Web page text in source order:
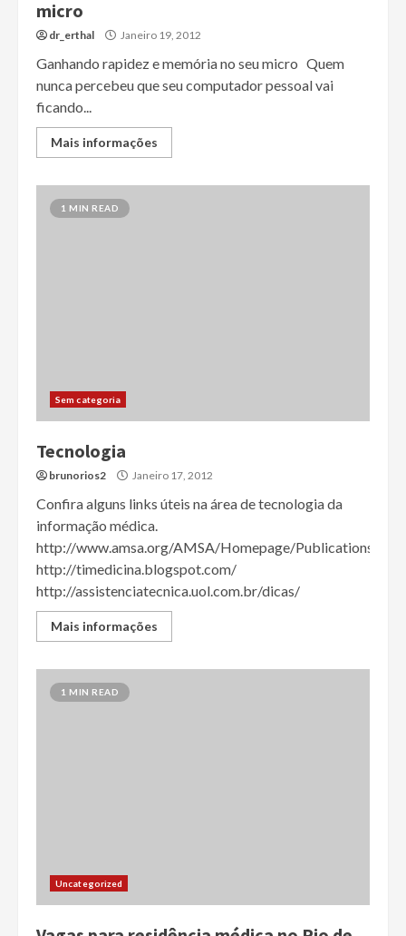
micro
dr_erthal Janeiro 19, 2012
Ganhando rapidez e memória no seu micro Quem
nunca percebeu que seu computador pessoal vai
ficando...
Mais informações
1 MIN READ
Sem categoria
Tecnologia
brunorios2 Janeiro 17, 2012
Confira alguns links úteis na área de tecnologia da
informação médica.
http://www.amsa.org/AMSA/Homepage/Publications/
http://timedicina.blogspot.com/
http://assistenciatecnica.uol.com.br/dicas/
Mais informações
1 MIN READ
Uncategorized